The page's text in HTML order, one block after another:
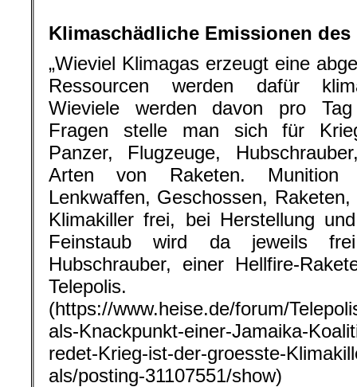
Klimaschädliche Emissionen des
„Wieviel Klimagas erzeugt eine
Ressourcen werden dafür
Wieviele werden davon pro Tag
Fragen stelle man sich für
Panzer, Flugzeuge,
Arten von Raketen. Munition
Lenkwaffen, Geschossen,
Klimakiller frei, bei Herstellung
Feinstaub wird da jeweils
Hubschrauber, einer Hellfire-
Telepolis.
(https://www.heise.de/forum/
als-Knackpunkt-einer-Jamaika-
redet-Krieg-ist-der-groesste-
als/posting-31107551/show)